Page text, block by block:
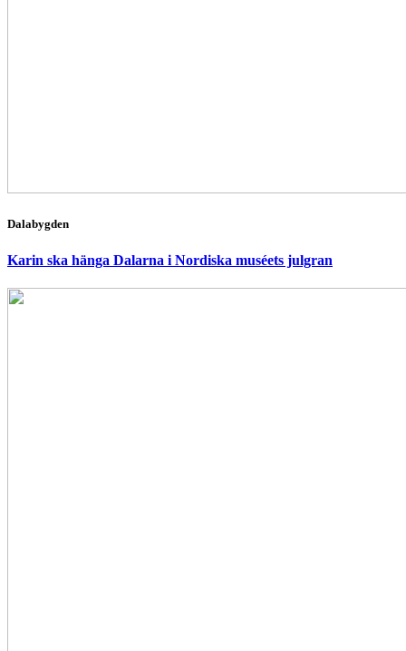
Dalabygden
Karin ska hänga Dalarna i Nordiska muséets julgran